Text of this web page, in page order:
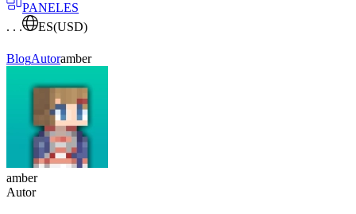
PANELES
. . .
ES(USD)
BlogAutoramber
amber
Autor